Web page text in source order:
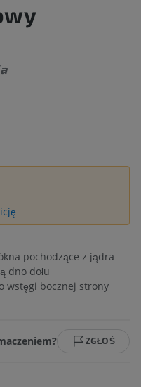
pochodzące z jądra
dno dołu
wstęgi bocznej strony
ZGŁOŚ